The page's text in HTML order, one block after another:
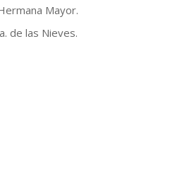
Mayor.
de las Nieves.